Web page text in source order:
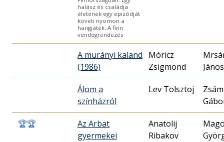
halász és családja
életének egy epizódját
követi nyomon a
hangjáték. A finn
vendégrendezés
A murányi kaland
(1986)
Móricz
Zsigmond
János
Álom a
színházról
Lev Tolsztoj
🏆🏆
Az Arbat
gyermekei
Anatolij
Ribakov